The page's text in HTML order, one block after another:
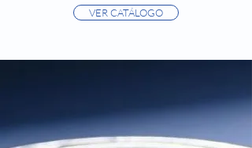
VER CATÁLOGO